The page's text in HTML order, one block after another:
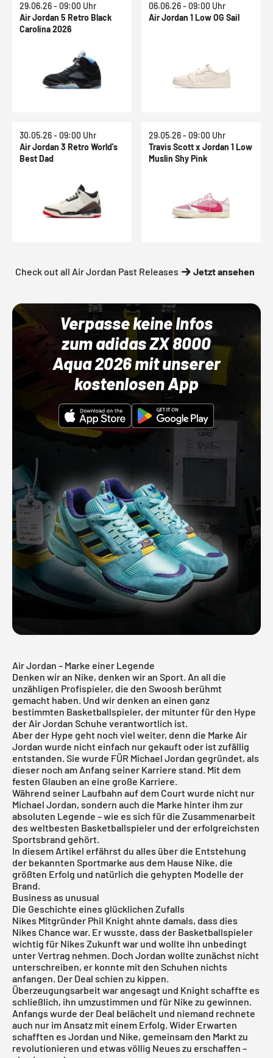
29.06.26 - 09:00 Uhr
Air Jordan 5 Retro Black
Carolina 2026
06.06.26 - 09:00 Uhr
Air Jordan 1 Low OG Sail
30.05.26 - 09:00 Uhr
Air Jordan 3 Retro World's
Best Dad
29.05.26 - 09:00 Uhr
Travis Scott x Jordan 1 Low
Muslin Shy Pink
Check out all Air Jordan Past Releases Jetzt ansehen
Verpasse keine Infos
zum adidas ZX 8000
Aqua 2026 mit unserer
kostenlosen App
Air Jordan – Marke einer Legende
Denken wir an Nike, denken wir an Sport. An all die
unzähligen Profispieler, die den Swoosh berühmt
gemacht haben. Und wir denken an einen ganz
bestimmten Basketballspieler, der mitunter für den Hype
der Air Jordan Schuhe verantwortlich ist.
Aber der Hype geht noch viel weiter, denn die Marke Air
Jordan wurde nicht einfach nur gekauft oder ist zufällig
entstanden. Sie wurde FÜR Michael Jordan gegründet, als
dieser noch am Anfang seiner Karriere stand. Mit dem
festen Glauben an eine große Karriere.
Während seiner Laufbahn auf dem Court wurde nicht nur
Michael Jordan, sondern auch die Marke hinter ihm zur
absoluten Legende – wie es sich für die Zusammenarbeit
des weltbesten Basketballspieler und der erfolgreichsten
Sportsbrand gehört.
In diesem Artikel erfährst du alles über die Entstehung
der bekannten Sportmarke aus dem Hause Nike, die
größten Erfolg und natürlich die gehypten Modelle der
Brand.
Business as unusual
Die Geschichte eines glücklichen Zufalls
Nikes Mitgründer Phil Knight ahnte damals, dass dies
Nikes Chance war. Er wusste, dass der Basketballspieler
wichtig für Nikes Zukunft war und wollte ihn unbedingt
unter Vertrag nehmen. Doch Jordan wollte zunächst nicht
unterschreiben, er konnte mit den Schuhen nichts
anfangen. Der Deal schien zu kippen.
Überzeugungsarbeit war angesagt und Knight schaffte es
schließlich, ihn umzustimmen und für Nike zu gewinnen.
Anfangs wurde der Deal belächelt und niemand rechnete
auch nur im Ansatz mit einem Erfolg. Wider Erwarten
schafften es Jordan und Nike, gemeinsam den Markt zu
revolutionieren und etwas völlig Neues zu erschaffen –